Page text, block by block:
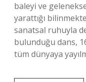
baleyi ve
yarattığı
sanatsal ruhuyla
bulunduğu dans,
tüm dünyaya